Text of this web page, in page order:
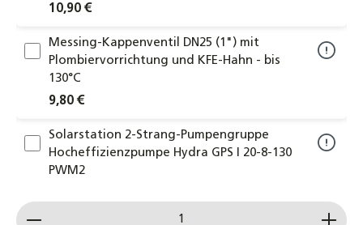
10,90 €
Messing-Kappenventil DN25 (1") mit
Plombiervorrichtung und KFE-Hahn - bis
130°C
9,80 €
Solarstation 2-Strang-Pumpengruppe
Hocheffizienzpumpe Hydra GPS I 20-8-130
PWM2
Produkt Anzahl: Gib den gewünschten Wert ein